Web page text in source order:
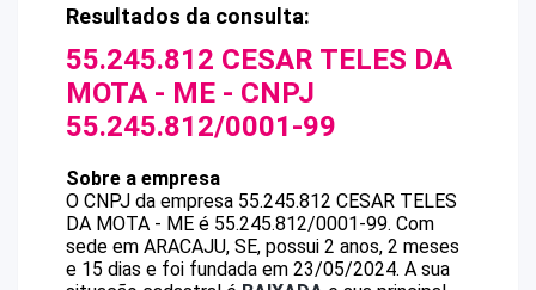
Resultados da consulta:
55.245.812 CESAR TELES DA
MOTA - ME - CNPJ
55.245.812/0001-99
Sobre a empresa
O CNPJ da empresa 55.245.812 CESAR TELES
DA MOTA - ME é 55.245.812/0001-99. Com
sede em ARACAJU, SE, possui 2 anos, 2 meses
e 15 dias e foi fundada em 23/05/2024. A sua